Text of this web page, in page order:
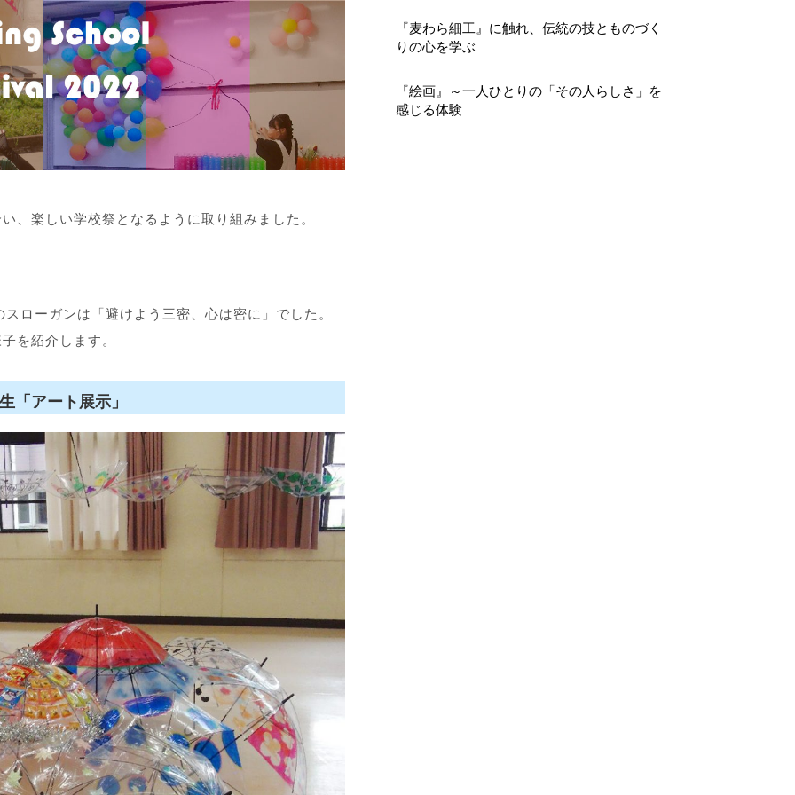
、楽しい学校祭となるように取り組みました。
ローガンは「避けよう三密、心は密に」でした。
を紹介します。
生「アート展示」
『麦わら細工』に触れ、伝統の技とものづく
りの心を学ぶ
『絵画』～一人ひとりの「その人らしさ」を
感じる体験